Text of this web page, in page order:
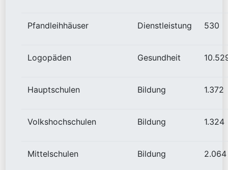
Pfandleihhäuser Dienstleistung 530
Logopäden Gesundheit
Hauptschulen Bildung 1.372
Volkshochschulen Bildung 1.324
Mittelschulen Bildung 2.064